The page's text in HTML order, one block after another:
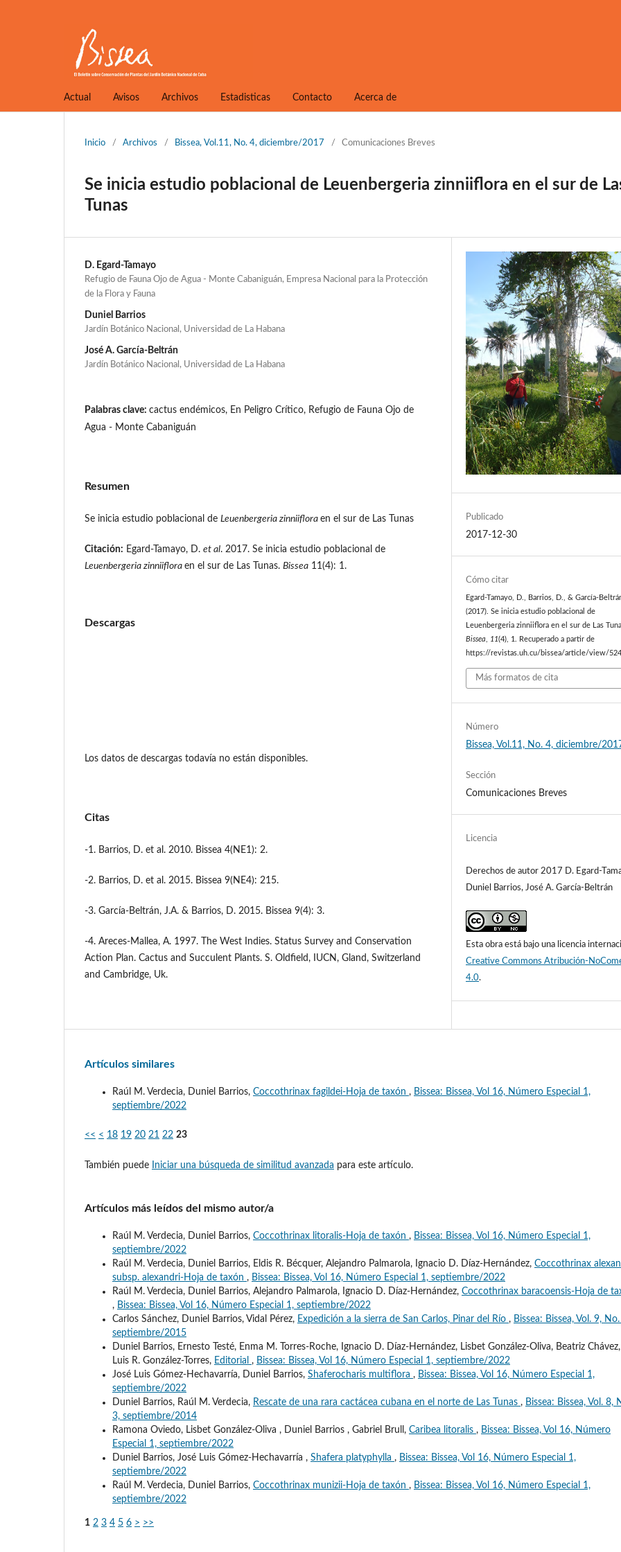
Actual Avisos Archivos Estadisticas Contacto Acerca de
Inicio / Archivos / Bissea, Vol.11, No. 4, diciembre/2017 / Comunicaciones Breves
Se inicia estudio poblacional de Leuenbergeria zinniiflora en el sur de
Tunas
D. Egard-Tamayo
Refugio de Fauna Ojo de Agua - Monte Cabaniguán, Empresa Nacional para la Protección
de la Flora y Fauna
Duniel Barrios
Jardín Botánico Nacional, Universidad de La Habana
José A. García-Beltrán
Jardín Botánico Nacional, Universidad de La Habana
Palabras clave: cactus endémicos, En Peligro Crítico, Refugio de Fauna Ojo de
Agua - Monte Cabaniguán
Resumen
Se inicia estudio poblacional de Leuenbergeria zinniiflora en el sur de Las Tunas
Citación: Egard-Tamayo, D. et al. 2017. Se inicia estudio poblacional de
Leuenbergeria zinniiflora en el sur de Las Tunas. Bissea 11(4): 1.
Descargas
Los datos de descargas todavía no están disponibles.
Citas
-1. Barrios, D. et al. 2010. Bissea 4(NE1): 2.
-2. Barrios, D. et al. 2015. Bissea 9(NE4): 215.
-3. García-Beltrán, J.A. & Barrios, D. 2015. Bissea 9(4): 3.
-4. Areces-Mallea, A. 1997. The West Indies. Status Survey and Conservation
Action Plan. Cactus and Succulent Plants. S. Oldfield, IUCN, Gland, Switzerland
and Cambridge, Uk.
Publicado
2017-12-30
Cómo citar
Egard-Tamayo, D., Barrios, D., & García-
(2017). Se inicia estudio poblacional de
Leuenbergeria zinniiflora en el sur de Las
Bissea, 11(4), 1. Recuperado a partir de
https://revistas.uh.cu/bissea/article/view/
Más formatos de cita
Número
Bissea, Vol.11, No. 4, diciembre/
Sección
Comunicaciones Breves
Licencia
Derechos de autor 2017 D. Egard-
Duniel Barrios, José A. García-Beltrán
Esta obra está bajo una licencia
Creative Commons Atribución-
4.0.
Artículos similares
Raúl M. Verdecia, Duniel Barrios, Coccothrinax fagildei-Hoja de taxón , Bissea: Bissea, Vol 16, Número Especial 1,
septiembre/2022
<< < 18 19 20 21 22 23
También puede Iniciar una búsqueda de similitud avanzada para este artículo.
Artículos más leídos del mismo autor/a
Raúl M. Verdecia, Duniel Barrios, Coccothrinax litoralis-Hoja de taxón , Bissea: Bissea, Vol 16, Número Especial 1,
septiembre/2022
Raúl M. Verdecia, Duniel Barrios, Eldis R. Bécquer, Alejandro Palmarola, Ignacio D. Díaz-Hernández, Coccothrinax
subsp. alexandri-Hoja de taxón , Bissea: Bissea, Vol 16, Número Especial 1, septiembre/2022
Raúl M. Verdecia, Duniel Barrios, Alejandro Palmarola, Ignacio D. Díaz-Hernández, Coccothrinax baracoensis-Hoja de
, Bissea: Bissea, Vol 16, Número Especial 1, septiembre/2022
Carlos Sánchez, Duniel Barrios, Vidal Pérez, Expedición a la sierra de San Carlos, Pinar del Río , Bissea: Bissea, Vol. 9,
septiembre/2015
Duniel Barrios, Ernesto Testé, Enma M. Torres-Roche, Ignacio D. Díaz-Hernández, Lisbet González-Oliva, Beatriz Chávez,
Luis R. González-Torres, Editorial , Bissea: Bissea, Vol 16, Número Especial 1, septiembre/2022
José Luis Gómez-Hechavarría, Duniel Barrios, Shaferocharis multiflora , Bissea: Bissea, Vol 16, Número Especial 1,
septiembre/2022
Duniel Barrios, Raúl M. Verdecia, Rescate de una rara cactácea cubana en el norte de Las Tunas , Bissea: Bissea, Vol. 8,
3, septiembre/2014
Ramona Oviedo, Lisbet González-Oliva , Duniel Barrios , Gabriel Brull, Caribea litoralis , Bissea: Bissea, Vol 16, Número
Especial 1, septiembre/2022
Duniel Barrios, José Luis Gómez-Hechavarría , Shafera platyphylla , Bissea: Bissea, Vol 16, Número Especial 1,
septiembre/2022
Raúl M. Verdecia, Duniel Barrios, Coccothrinax munizii-Hoja de taxón , Bissea: Bissea, Vol 16, Número Especial 1,
septiembre/2022
1 2 3 4 5 6 > >>